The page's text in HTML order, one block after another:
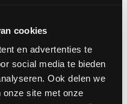
cookies
en advertenties te
social media te bieden
Ook delen we
onze site met onze
cm) 60,00 €
€